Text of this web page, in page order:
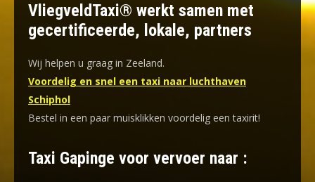
VliegveldTaxi® werkt samen met
gecertificeerde, lokale, partners
Wij helpen u graag in Zeeland.
Voordelig en snel een taxi naar luchthaven
Schiphol
Bestel in een paar muisklikken voordelig een taxirit!
Taxi Gapinge voor vervoer naar :